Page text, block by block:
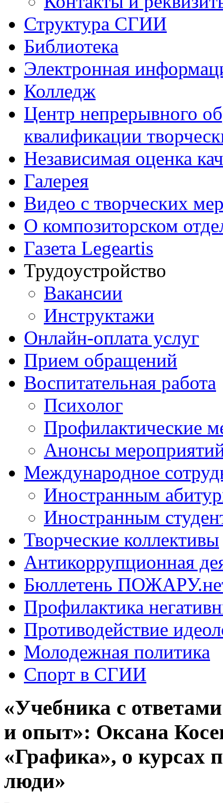
Структура СГИИ
Библиотека
Электронная
Колледж
Центр непрерывного
квалификации
Независимая оценка
Галерея
Видео с творческих
О композиторском
Газета Legeartis
Трудоустройство
Вакансии
Инструктажи
Онлайн-оплата услуг
Прием обращений
Воспитательная работа
Психолог
Профилактические
Анонсы
Международное
Иностранным
Иностранным
Творческие коллективы
Антикоррупционная
Бюллетень
Профилактика
Противодействие
Молодежная политика
Спорт в СГИИ
«Учебника с
и опыт»: Оксана
«Графика», о курсах
люди»